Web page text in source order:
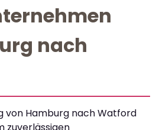
nach
von Hamburg nach Watford
zuverlässigen